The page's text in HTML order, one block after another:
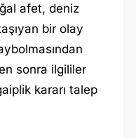
afet, deniz
bir olay
sonra ilgililer
kararı talep